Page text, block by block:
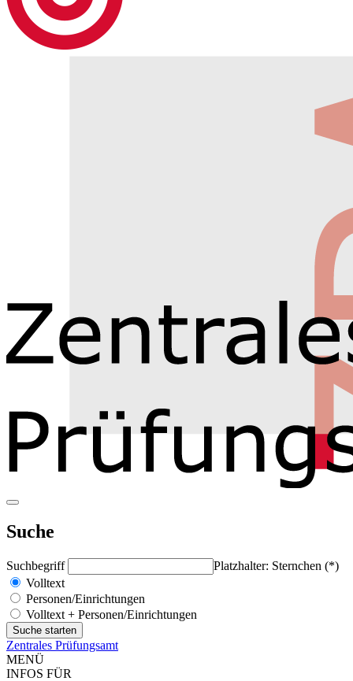
Suche
Suchbegriff
Platzhalter: Sternchen (*)
Volltext
Personen/Einrichtungen
Volltext + Personen/Einrichtungen
Zentrales Prüfungsamt
MENÜ
INFOS FÜR